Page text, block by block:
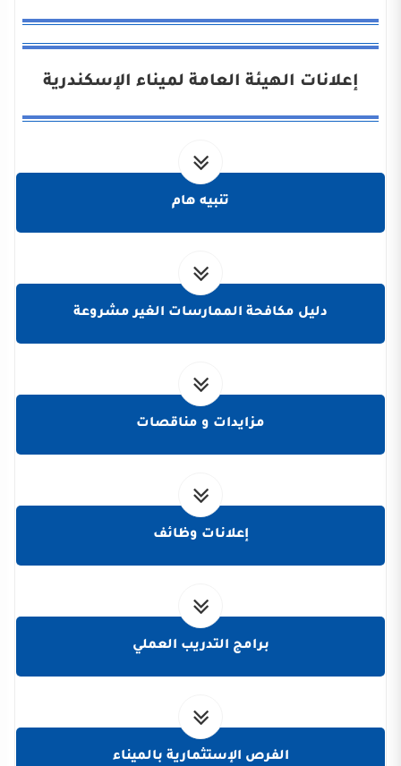
إعلانات الهيئة العامة لميناء الإسكندرية
تنبيه هام
دليل مكافحة الممارسات الغير مشروعة
مزايدات و مناقصات
إعلانات وظائف
برامج التدريب العملي
الفرص الإستثمارية بالميناء